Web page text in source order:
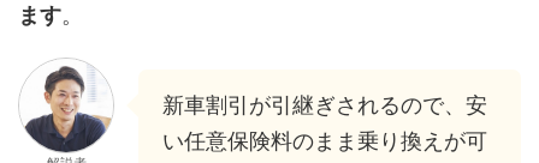
ます。
新車割引が引継ぎされるので、安
い任意保険料のまま乗り換えが可